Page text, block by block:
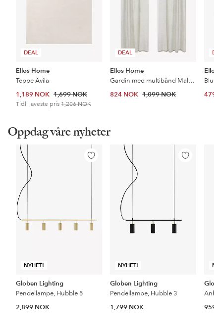
DEAL
Ellos Home
Teppe Avila
1,189 NOK 1,699 NOK
Tidl. laveste pris 1,206 NOK
DEAL
Ellos Home
Gardin med multibånd Malva 2-pk i 100% lin
824 NOK 1,099 NOK
Ellos
479
Oppdag våre nyheter
NYHET!
Legg
Globen Lighting
Pendellampe, Hubble 5
2,899 NOK
NYHET!
Legg
Globen Lighting
Pendellampe, Hubble 3
1,799 NOK
959